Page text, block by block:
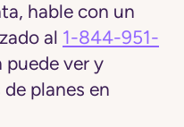
hable con un
al 1-844-951-
puede ver y
planes en